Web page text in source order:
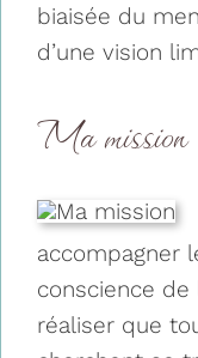
biaisée du
d’une vision
Ma mission
accompagner
conscience de
réaliser que